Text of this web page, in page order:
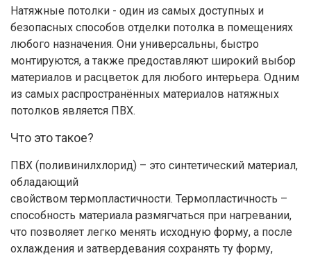
Натяжные потолки - один из самых доступных и
безопасных способов отделки потолка в помещениях
любого назначения. Они универсальны, быстро
монтируются, а также предоставляют широкий выбор
материалов и расцветок для любого интерьера. Одним
из самых распространённых материалов натяжных
потолков является ПВХ.
Что это такое?
ПВХ (поливинилхлорид) – это синтетический материал,
обладающий
свойством термопластичности. Термопластичность –
способность материала размягчаться при нагревании,
что позволяет легко менять исходную форму, а после
охлаждения и затвердевания сохранять ту форму,